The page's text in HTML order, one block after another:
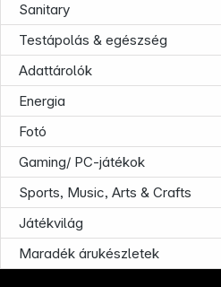
Sanitary
Testápolás & egészség
Adattárolók
Energia
Fotó
Gaming/ PC-játékok
Sports, Music, Arts & Crafts
Játékvilág
Maradék árukészletek